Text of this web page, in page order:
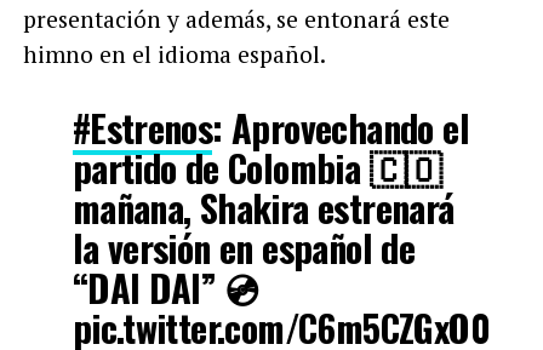
presentación y además, se entonará este
himno en el idioma español.
#Estrenos: Aprovechando el
partido de Colombia 🇨🇴
mañana, Shakira estrenará
la versión en español de
“DAI DAI” 💿
pic.twitter.com/C6m5CZGxO0